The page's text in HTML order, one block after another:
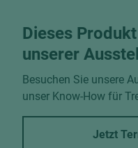
Dieses
unserer
Besuchen Sie unsere
unser Know-How für
Jetzt